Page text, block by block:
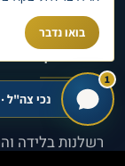
בואו נדבר
1
נכי צה"ל
מידע נוסף
איחור באבחון
רשלנות בלידה